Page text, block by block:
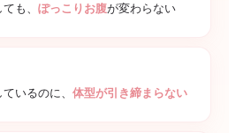
も、 ぽっこりお腹が変わらない
いるのに、 体型が引き締まらない